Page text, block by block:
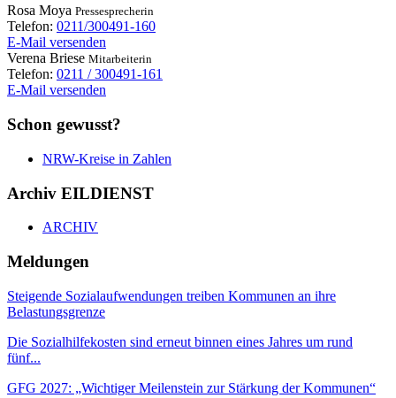
Rosa Moya Pressesprecherin
Telefon: 0211/300491-160
E-Mail versenden
Verena Briese Mitarbeiterin
Telefon: 0211 / 300491-161
E-Mail versenden
Schon gewusst?
NRW-Kreise in Zahlen
Archiv EILDIENST
ARCHIV
Meldungen
Steigende Sozialaufwendungen treiben Kommunen an ihre
Belastungsgrenze
Die Sozialhilfekosten sind erneut binnen eines Jahres um rund
fünf...
GFG 2027: „Wichtiger Meilenstein zur Stärkung der Kommunen“